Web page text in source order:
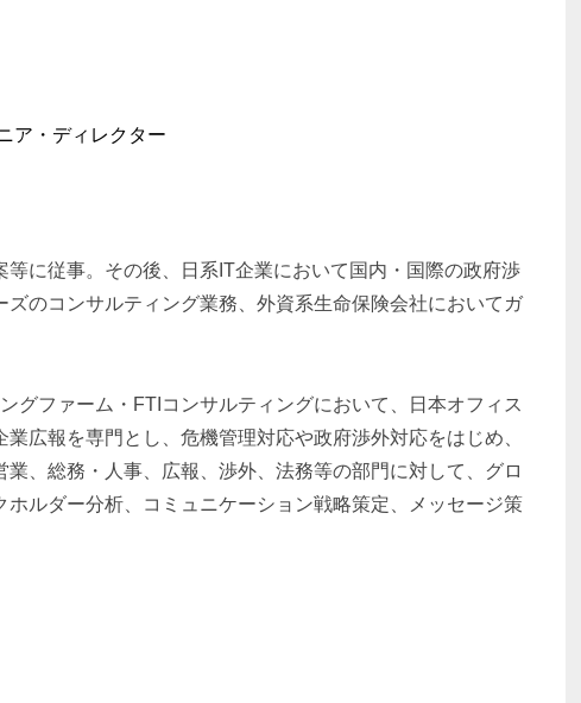
ア・ディレクター
等に従事。その後、日系 IT企業において国内・国際の政府渉
のコンサルティング業務、外資系生命保険会社においてガ
グファーム・ FTI コンサルティングにおいて、日本オフィス
広報を専門とし、危機管理対応や政府渉外対応をはじめ、
、総務・人事、広報、渉外、法務等の部門に対して、グロ
ルダー分析、コミュニケーション戦略策定、メッセージ策